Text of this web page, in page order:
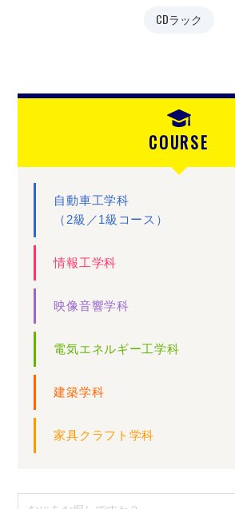
CDラック
COURSE
自動車工学科
（2級／1級コース）
情報工学科
映像音響学科
電気エネルギー工学科
建築学科
家具クラフト学科